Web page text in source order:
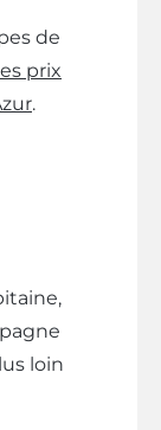
de
prix
.
loin